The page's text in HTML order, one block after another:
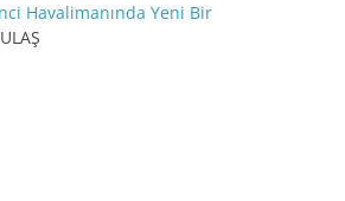
Havalimanında Yeni Bir